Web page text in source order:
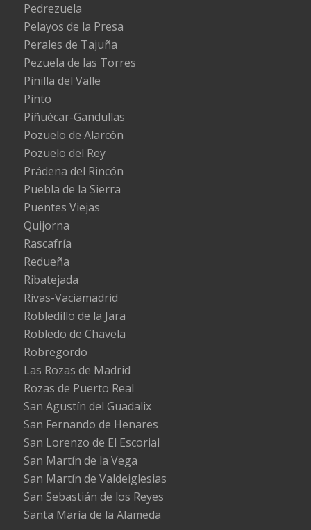
Pedrezuela
Pelayos de la Presa
Perales de Tajuña
Pezuela de las Torres
Pinilla del Valle
Pinto
Piñuécar-Gandullas
Pozuelo de Alarcón
Pozuelo del Rey
Prádena del Rincón
Puebla de la Sierra
Puentes Viejas
Quijorna
Rascafría
Redueña
Ribatejada
Rivas-Vaciamadrid
Robledillo de la Jara
Robledo de Chavela
Robregordo
Las Rozas de Madrid
Rozas de Puerto Real
San Agustín del Guadalix
San Fernando de Henares
San Lorenzo de El Escorial
San Martín de la Vega
San Martín de Valdeiglesias
San Sebastián de los Reyes
Santa María de la Alameda